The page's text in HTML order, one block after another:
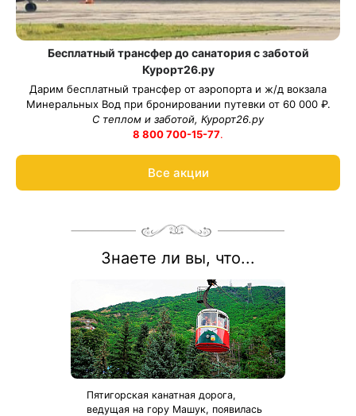
Бесплатный трансфер до санатория с заботой
Курорт26.ру
Дарим бесплатный трансфер от аэропорта и ж/д вокзала
Минеральных Вод при бронировании путевки от 60 000 ₽.
С теплом и заботой, Курорт26.ру
8 800 700-15-77.
Все акции
Знаете ли вы, что...
Пятигорская канатная дорога,
ведущая на гору Машук, появилась